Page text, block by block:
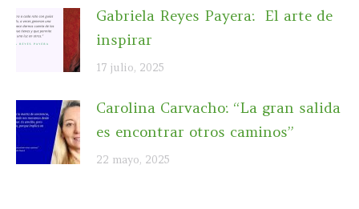
Gabriela Reyes Payera: El arte de
inspirar
17 julio, 2025
Carolina Carvacho: “La gran salida
es encontrar otros caminos”
22 mayo, 2025